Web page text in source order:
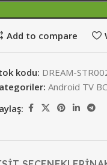
Add to compare
kodu: DREAM-
Android TV